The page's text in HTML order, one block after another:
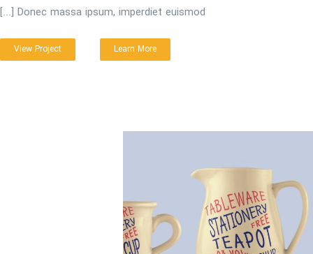
Donec massa ipsum, imperdiet euismod [...]
Learn More
View Project